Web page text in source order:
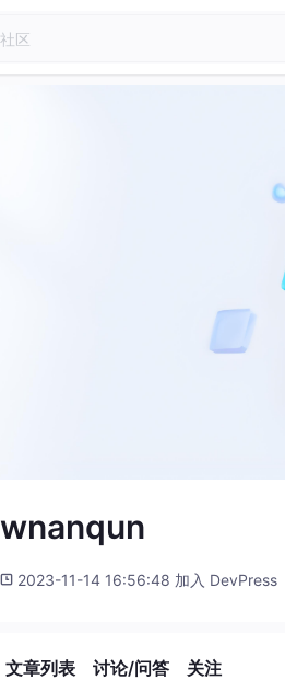
wnanqun
2023-11-14 16:56:48 加入 DevPress
文章列表 讨论/问答 关注